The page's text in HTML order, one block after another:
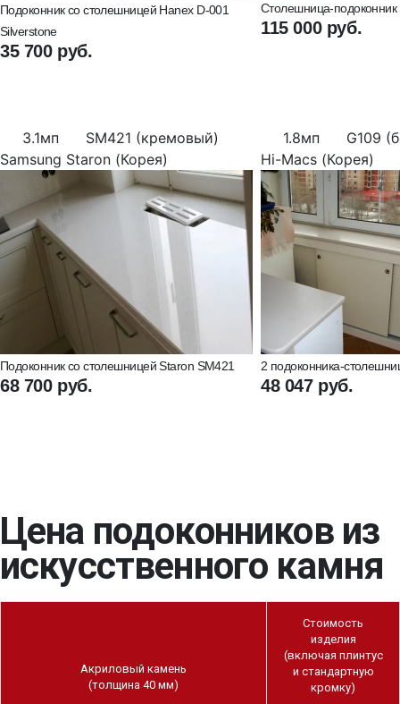
Подоконник со столешницей Hanex D-001
Silverstone
35 700 руб.
Столешница-подоконник
115 000 руб.
3.1мп
SM421 (кремовый)
Samsung Staron (Корея)
Подоконник со столешницей Staron SM421
68 700 руб.
1.8мп
G109
Hi-Macs (Корея)
2 подоконника-
48 047 руб.
Цена подоконников из
искусственного камня
Акриловый камень
(толщина 40 мм)
Стоимость
изделия
(включая плинтус
и стандартную
кромку)